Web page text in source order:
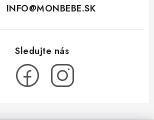
INFO@MONBEBE.SK